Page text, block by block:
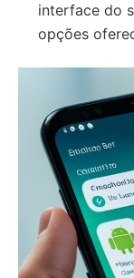
interface do
opções